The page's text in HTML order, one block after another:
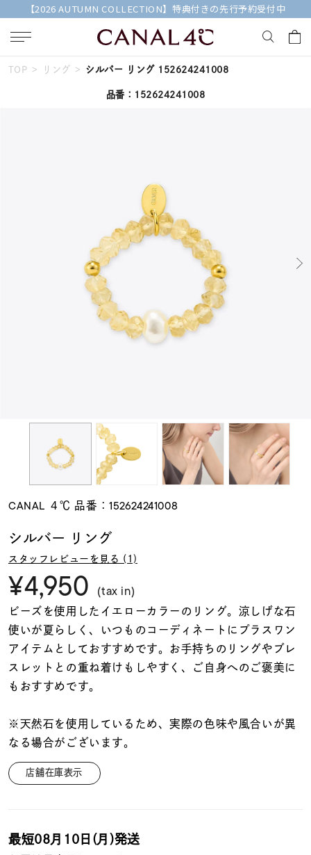
【2026 AUTUMN COLLECTION】特典付きの先行予約受付中
キーワードで検索する
#くまのプーさん
すべてのリング
ファッションテイス
ト
着用シーン
コレクション
レディース
リングサイズ
～
メンズ
TOP リング シルバー リング 152624241008
品番：152624241008
CANAL ４℃ 品番：152624241008
シルバー リング
スタッフレビューを見る (1)
¥4,950 (tax in)
ビーズを使用したイエローカラーのリング。涼しげな石
使いが夏らしく、いつものコーディネートにプラスワン
アイテムとしておすすめです。お手持ちのリングやブレ
スレットとの重ね着けもしやすく、ご自身へのご褒美に
もおすすめです。
※天然石を使用しているため、実際の色味や風合いが異
なる場合がございます。
店舗在庫表示
最短08月10日(月)発送